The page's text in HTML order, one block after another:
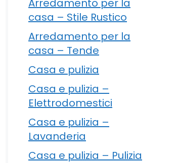
Arredamento per la
casa – Stile Rustico
Arredamento per la
casa – Tende
Casa e pulizia
Casa e pulizia –
Elettrodomestici
Casa e pulizia –
Lavanderia
Casa e pulizia – Pulizia